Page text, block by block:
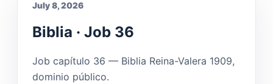
July 8, 2026
Biblia · Job 36
Job capítulo 36 — Biblia Reina-Valera 1909,
dominio público.